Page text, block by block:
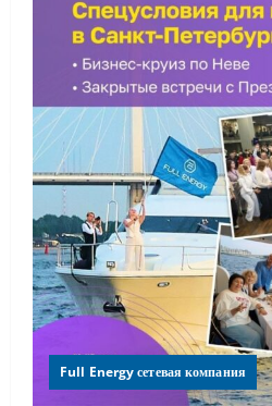
Full Energy сетевая компания